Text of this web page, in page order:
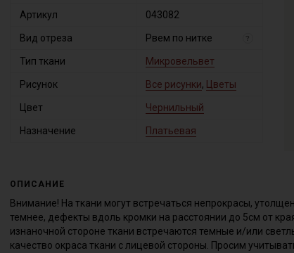
Артикул 043082
Вид отреза Рвем по нитке ?
Тип ткани Микровельвет
Рисунок Все рисунки, Цветы
Цвет Чернильный
Назначение Платьевая
ОПИСАНИЕ
Внимание! На ткани могут встречаться непрокрасы,
темнее, дефекты вдоль кромки на расстоянии до 5см от
изнаночной стороне ткани встречаются темные и/или
качество окраса ткани с лицевой стороны. Просим